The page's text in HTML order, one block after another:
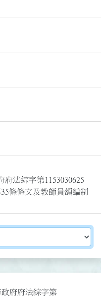
府法綜字第1153030625
條條文及教師員額編制
府府法綜字第